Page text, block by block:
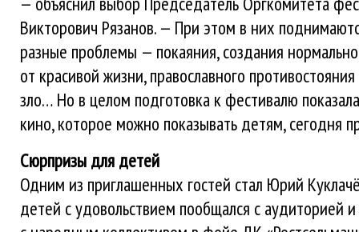
Викторович Рязанов. — При этом в них
разные проблемы — покаяния, создания
от красивой жизни, православного
зло… Но в целом подготовка к фестивалю
кино, которое можно показывать детям, сегодня
Сюрпризы для детей
Одним из приглашенных гостей стал Юрий
детей с удовольствием пообщался с аудиторией